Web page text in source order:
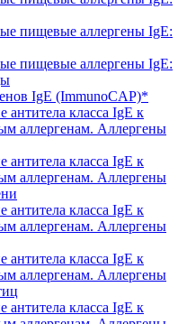
пищевые аллергены IgE:
пищевые аллергены IgE:
IgE (ImmunoCAP)*
антитела класса IgE к
аллергенам. Аллергены
антитела класса IgE к
аллергенам. Аллергены
антитела класса IgE к
аллергенам. Аллергены
антитела класса IgE к
аллергенам. Аллергены
антитела класса IgE к